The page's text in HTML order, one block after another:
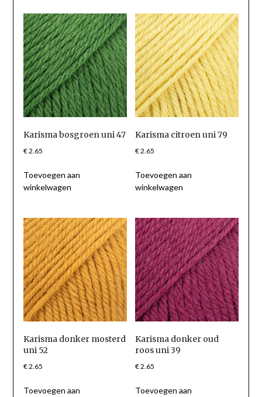
Karisma bosgroen uni 47
€2.65
Toevoegen aan
winkelwagen
Karisma citroen uni 79
€2.65
Toevoegen aan
winkelwagen
Karisma donker mosterd
uni 52
€2.65
Toevoegen aan
Karisma donker oud
roos uni 39
€2.65
Toevoegen aan